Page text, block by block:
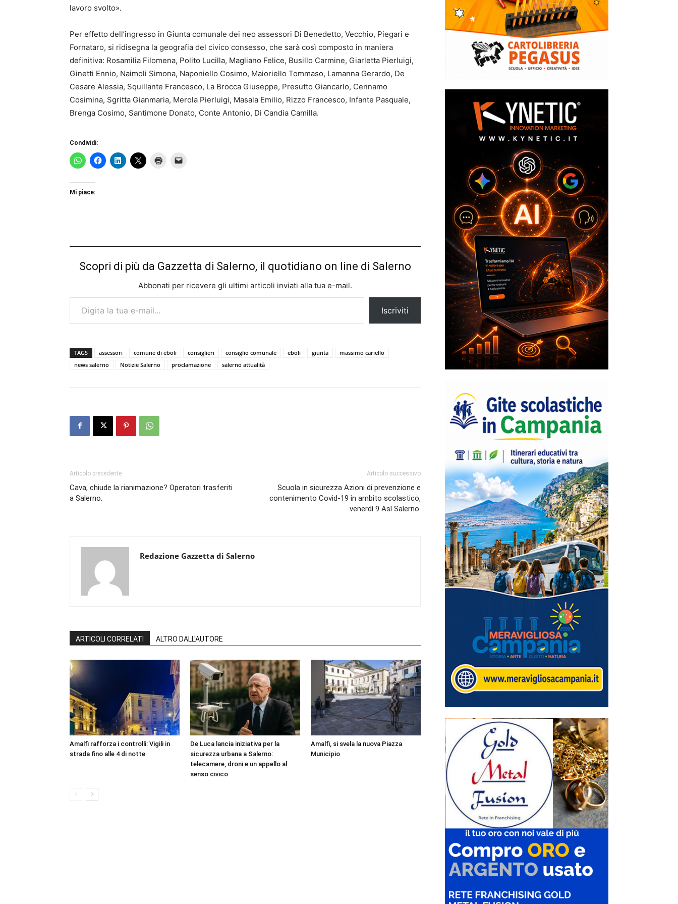
lavoro svolto».
Per effetto dell’ingresso in Giunta comunale dei neo assessori Di Benedetto, Vecchio, Piegari e
Fornataro, si ridisegna la geografia del civico consesso, che sarà così composto in maniera
definitiva: Rosamilia Filomena, Polito Lucilla, Magliano Felice, Busillo Carmine, Giarletta Pierluigi,
Ginetti Ennio, Naimoli Simona, Naponiello Cosimo, Maioriello Tommaso, Lamanna Gerardo, De
Cesare Alessia, Squillante Francesco, La Brocca Giuseppe, Presutto Giancarlo, Cennamo
Cosimina, Sgritta Gianmaria, Merola Pierluigi, Masala Emilio, Rizzo Francesco, Infante Pasquale,
Brenga Cosimo, Santimone Donato, Conte Antonio, Di Candia Camilla.
Condividi:
Mi piace:
Scopri di più da Gazzetta di Salerno, il quotidiano on line di Salerno
Abbonati per ricevere gli ultimi articoli inviati alla tua e-mail.
Digita la tua e-mail...
Iscriviti
TAGS assessori comune di eboli consiglieri consiglio comunale eboli giunta
massimo cariello
news salerno
Notizie Salerno proclamazione salerno attualità
Articolo precedente
Cava, chiude la rianimazione? Operatori trasferiti
a Salerno.
Articolo successivo
Scuola in sicurezza Azioni di prevenzione e
contenimento Covid-19 in ambito scolastico,
venerdì 9 Asl Salerno.
Redazione Gazzetta di Salerno
ARTICOLI CORRELATI ALTRO DALL'AUTORE
Amalfi rafforza i controlli: Vigili in
strada fino alle 4 di notte
De Luca lancia iniziativa per la
sicurezza urbana a Salerno:
telecamere, droni e un appello al
senso civico
Amalfi, si svela la nuova Piazza
Municipio